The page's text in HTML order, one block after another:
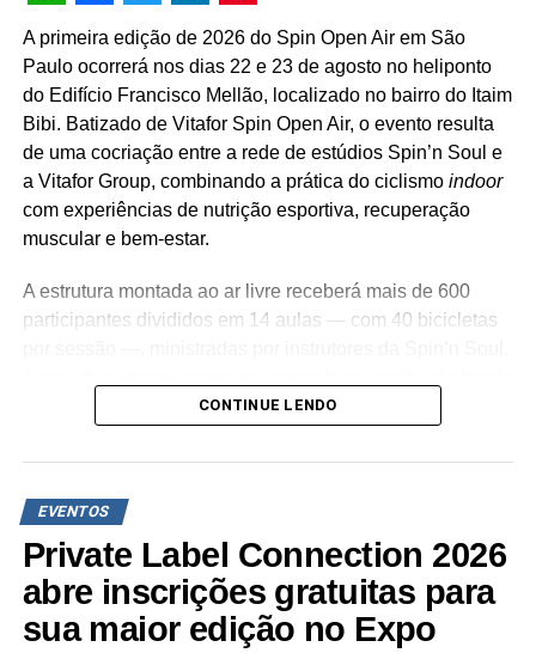
WhatsApp
Facebook
Twitter
LinkedIn
Pinterest
A primeira edição de 2026 do Spin Open Air em São
Paulo ocorrerá nos dias 22 e 23 de agosto no heliponto
do Edifício Francisco Mellão, localizado no bairro do Itaim
Bibi. Batizado de Vitafor Spin Open Air, o evento resulta
de uma cocriação entre a rede de estúdios Spin’n Soul e
a Vitafor Group, combinando a prática do ciclismo indoor
com experiências de nutrição esportiva, recuperação
muscular e bem-estar.
A estrutura montada ao ar livre receberá mais de 600
participantes divididos em 14 aulas — com 40 bicicletas
estudo “Saúde & Bem-Estar” (Hand Gestão
11ª posição global no setor dewellness, movimentando
mercado da América Latina.
A Vitafor Group assina a jornada de nutrição e suporte
aos atletas no pré e pós-treino. Alinhada à expansão do
mercado de suplementos alimentares no país — que
CONTINUE LENDO
EVENTOS
Private Label Connection 2026
abre inscrições gratuitas para
sua maior edição no Expo